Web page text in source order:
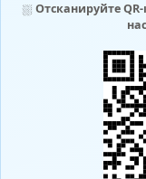
⛆ Отсканируйте